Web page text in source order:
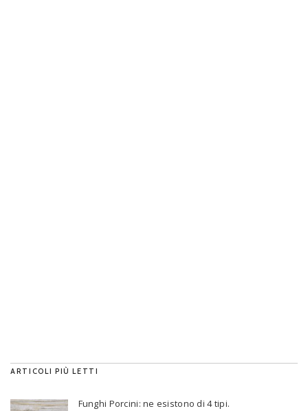
ARTICOLI PIÙ LETTI
Funghi Porcini: ne esistono di 4 tipi.